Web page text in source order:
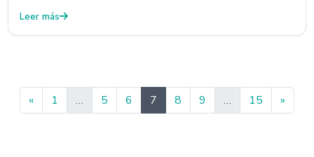
Leer más
«Anterior
1 … 5 6 7 8 9 … 15 »